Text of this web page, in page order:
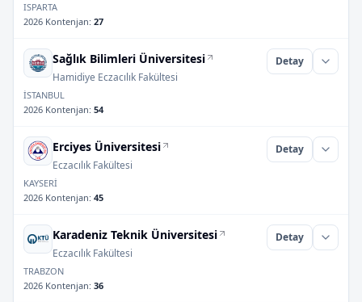
ISPARTA
2026 Kontenjan: 27
Sağlık Bilimleri Üniversitesi
Hamidiye Eczacılık Fakültesi
Detay
İSTANBUL
2026 Kontenjan: 54
Erciyes Üniversitesi
Eczacılık Fakültesi
Detay
KAYSERİ
2026 Kontenjan: 45
Karadeniz Teknik Üniversitesi
Eczacılık Fakültesi
Detay
TRABZON
2026 Kontenjan: 36